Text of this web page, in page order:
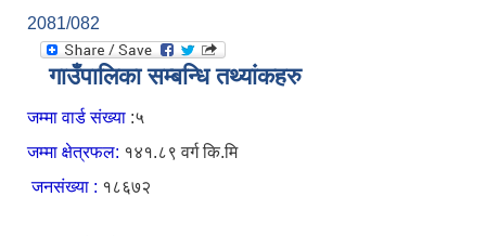
2081/082
गाउँपालिका सम्बन्धि तथ्यांकहरु
जम्मा वार्ड संख्या :५
जम्मा क्षेत्रफल: १४१.८९ वर्ग कि.मि
जनसंख्या : १८६७२